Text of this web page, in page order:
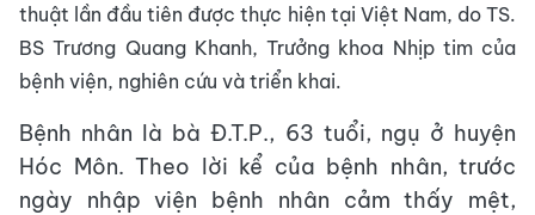
thuật lần đầu tiên được thực hiện tại Việt Nam, do TS.
BS Trương Quang Khanh, Trưởng khoa Nhịp tim của
bệnh viện, nghiên cứu và triển khai.
Bệnh nhân là bà Đ.T.P., 63 tuổi, ngụ ở huyện
Hóc Môn. Theo lời kể của bệnh nhân, trước
ngày nhập viện bệnh nhân cảm thấy mệt,